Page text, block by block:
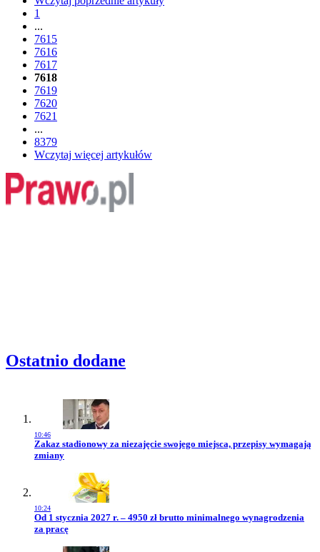
1
...
7615
7616
7617
7618
7619
7620
7621
...
8379
Wczytaj więcej artykułów
Ostatnio dodane
10:46
Przejdź do artykułu:
Zakaz stadionowy za niezajęcie swojego miejsca, przepisy wymagają
zmiany
10:24
Przejdź do artykułu:
Od 1 stycznia 2027 r. – 4950 zł brutto minimalnego wynagrodzenia
za pracę